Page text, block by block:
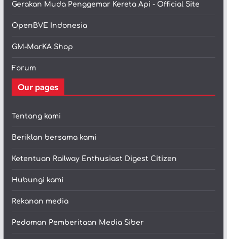
Gerakan Muda Penggemar Kereta Api - Official Site
OpenBVE Indonesia
GM-MarKA Shop
Forum
Our pages
Tentang kami
Beriklan bersama kami
Ketentuan Railway Enthusiast Digest Citizen
Hubungi kami
Rekanan media
Pedoman Pemberitaan Media Siber